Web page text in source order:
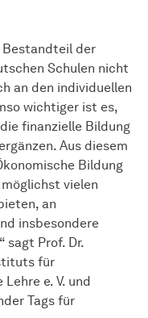
Bestandteil der
Schulen nicht
an den individuellen
wichtiger ist es,
finanzielle Bildung
Aus diesem
Bildung
vielen
an
insbesondere
sagt Prof. Dr.
für
e. V. und
Tags für